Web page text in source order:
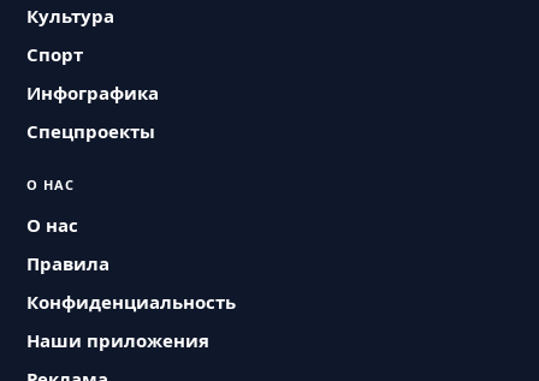
Культура
Спорт
Инфографика
Спецпроекты
О НАС
О нас
Правила
Конфиденциальность
Наши приложения